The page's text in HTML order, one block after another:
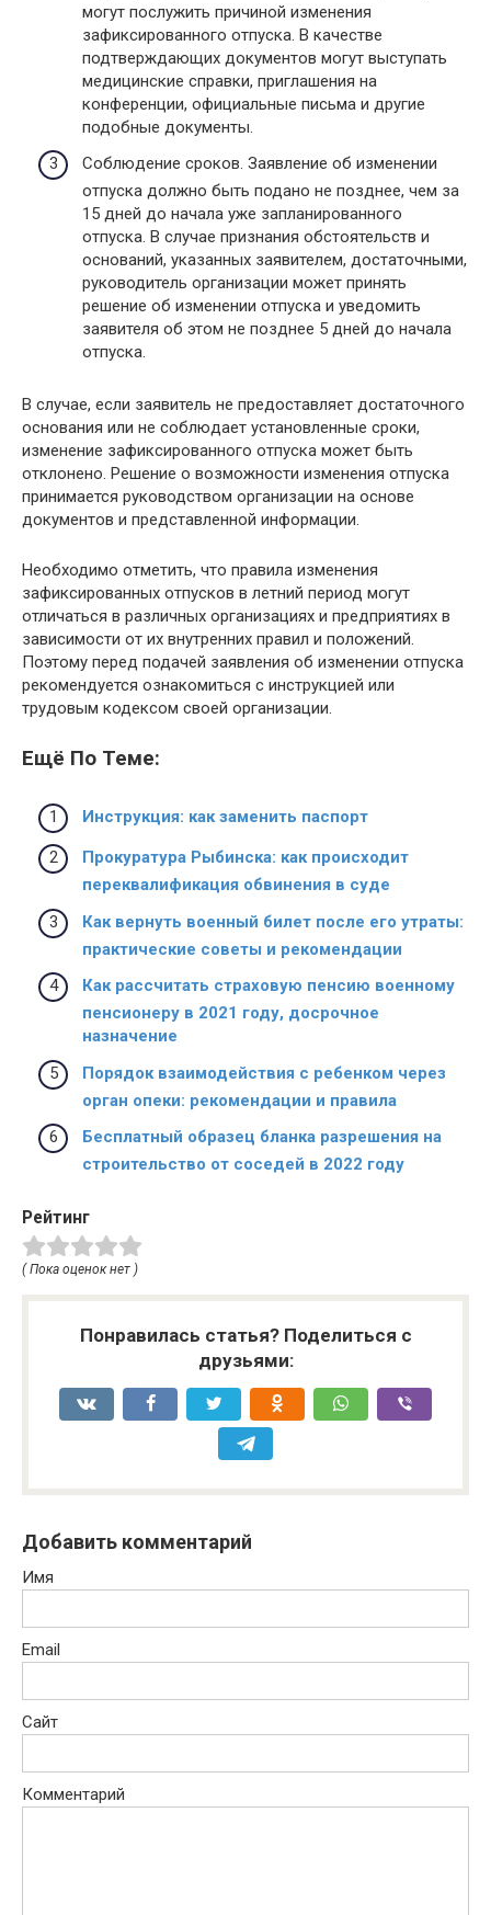
могут послужить причиной изменения
зафиксированного отпуска. В качестве
подтверждающих документов могут выступать
медицинские справки, приглашения на
конференции, официальные письма и другие
подобные документы.
Соблюдение сроков. Заявление об изменении
отпуска должно быть подано не позднее, чем за
15 дней до начала уже запланированного
отпуска. В случае признания обстоятельств и
оснований, указанных заявителем, достаточными,
руководитель организации может принять
решение об изменении отпуска и уведомить
заявителя об этом не позднее 5 дней до начала
отпуска.
В случае, если заявитель не предоставляет достаточного
основания или не соблюдает установленные сроки,
изменение зафиксированного отпуска может быть
отклонено. Решение о возможности изменения отпуска
принимается руководством организации на основе
документов и представленной информации.
Необходимо отметить, что правила изменения
зафиксированных отпусков в летний период могут
отличаться в различных организациях и предприятиях в
зависимости от их внутренних правил и положений.
Поэтому перед подачей заявления об изменении отпуска
рекомендуется ознакомиться с инструкцией или
трудовым кодексом своей организации.
Ещё По Теме:
Инструкция: как заменить паспорт
Прокуратура Рыбинска: как происходит
переквалификация обвинения в суде
Как вернуть военный билет после его утраты:
практические советы и рекомендации
Как рассчитать страховую пенсию военному
пенсионеру в 2021 году, досрочное
назначение
Порядок взаимодействия с ребенком через
орган опеки: рекомендации и правила
Бесплатный образец бланка разрешения на
строительство от соседей в 2022 году
Рейтинг
( Пока оценок нет )
Понравилась статья? Поделиться с
друзьями:
Добавить комментарий
Имя
Email
Сайт
Комментарий